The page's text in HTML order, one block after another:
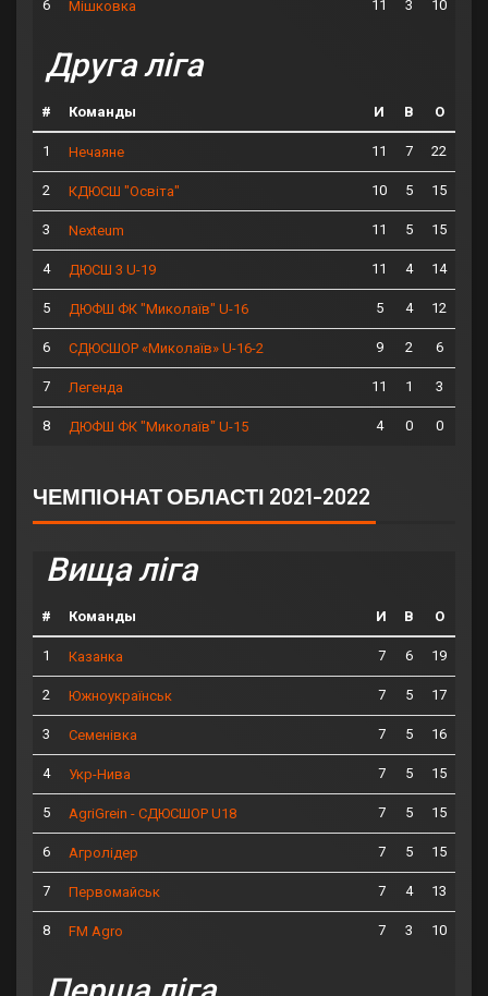
6 Мішковка 11 3 10
Друга ліга
# Команды И В О
1 Нечаяне 11 7 22
2 КДЮСШ "Освіта" 10 5 15
3 Nexteum 11 5 15
4 ДЮСШ 3 U-19 11 4 14
5 ДЮФШ ФК "Миколаїв" U-16 5 4 12
6 СДЮСШОР «Миколаїв» U-16-2 9 2 6
7 Легенда 11 1 3
8 ДЮФШ ФК "Миколаїв" U-15 4 0 0
ЧЕМПІОНАТ ОБЛАСТІ 2021-2022
Вища ліга
# Команды И В О
1 Казанка 7 6 19
2 Южноукраїнськ 7 5 17
3 Семенівка 7 5 16
4 Укр-Нива 7 5 15
5 AgriGrein - СДЮСШОР U18 7 5 15
6 Агролідер 7 5 15
7 Первомайськ 7 4 13
8 FM Agro 7 3 10